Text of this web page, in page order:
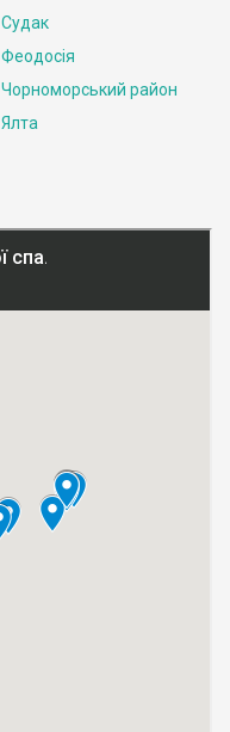
Судак
Феодосія
Чорноморський район
Ялта